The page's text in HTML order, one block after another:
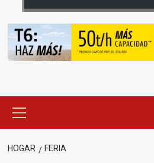
principal
HOGAR FERIA